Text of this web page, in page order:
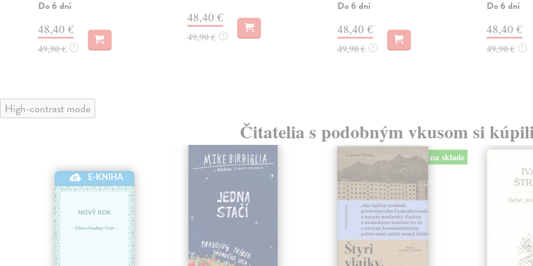
Do 6 dní
48,40 €
49,90 € ?
48,40 €
49,90 € ?
Do 6 dní
48,40 €
49,90 € ?
Do 6 dní
48,40 €
49,90 € ?
High-contrast mode
Čitatelia s podobným vkusom si
E-KNIHA
na sklade